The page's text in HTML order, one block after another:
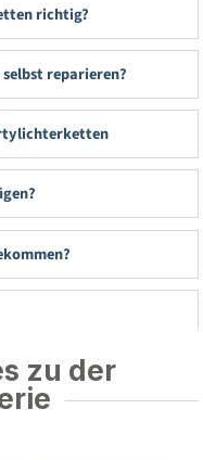
richtig?
reparieren?
zu der